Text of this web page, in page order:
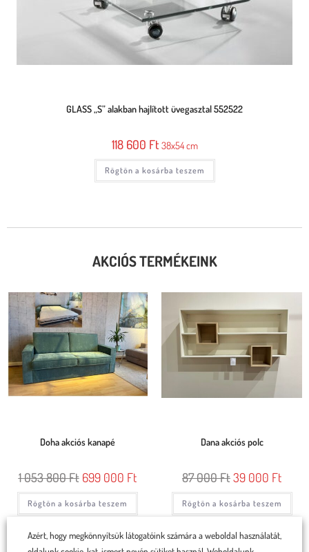
GLASS „S” alakban hajlított üvegasztal 552522
118 600 Ft 38x54 cm
Rögtön a kosárba teszem
AKCIÓS TERMÉKEINK
Doha akciós kanapé
1 053 800Ft 699 000 Ft
Rögtön a kosárba teszem
Dana akciós polc
87 000Ft39 000 Ft
Rögtön a kosárba teszem
Azért, hogy megkönnyítsük látogatóink számára a weboldal használatát,